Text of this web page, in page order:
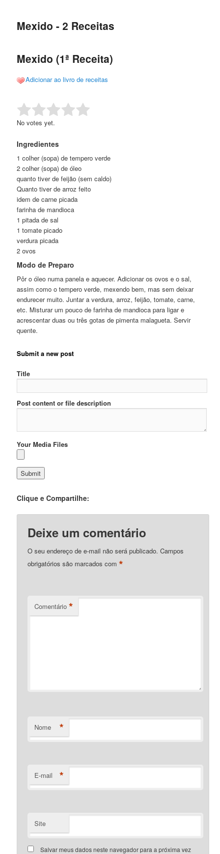
conteúdo
conteúdo
Mexido - 2 Receitas
Mexido (1ª Receita)
Adicionar ao livro de receitas
Rate this item: Submit Rating
No votes yet.
Ingredientes
1 colher (sopa) de tempero verde
2 colher (sopa) de óleo
quanto tiver de feijão (sem caldo)
Quanto tiver de arroz feito
idem de carne picada
farinha de mandioca
1 pitada de sal
1 tomate picado
verdura picada
2 ovos
Modo de Preparo
Pôr o óleo numa panela e aquecer. Adicionar os ovos e o sal,
assim como o tempero verde, mexendo bem, mas sem deixar
endurecer muito. Juntar a verdura, arroz, feijão, tomate, carne,
etc. Misturar um pouco de farinha de mandioca para ligar e
acrescentar duas ou três gotas de pimenta malagueta. Servir
quente.
Submit a new post
Title
Post content or file description
Your Media Files
Clique e Compartilhe:
Deixe um comentário
O seu endereço de e-mail não será publicado. Campos
obrigatórios são marcados com*
Comentário *
Nome *
E-mail *
Site
Salvar meus dados neste navegador para a próxima vez